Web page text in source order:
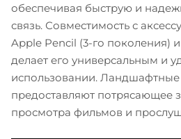
обеспечивая быструю и
связь. Совместимость с
Apple Pencil (3-го поколения)
делает его универсальным и
использовании.
предоставляют потрясающее
просмотра фильмов и